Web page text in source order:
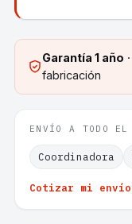
Garantía 1 año
fabricación
ENVÍO A TODO
Coordinadora
Cotizar mi envío